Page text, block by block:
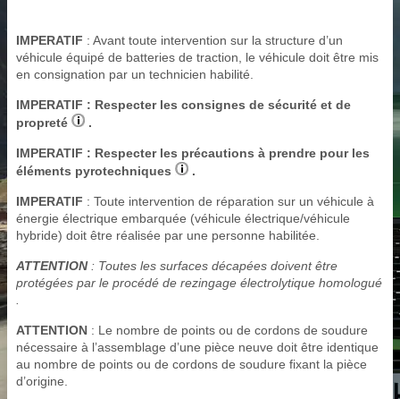
IMPERATIF : Avant toute intervention sur la structure d’un
véhicule équipé de batteries de traction, le véhicule doit être mis
en consignation par un technicien habilité.
IMPERATIF : Respecter les consignes de sécurité et de
propreté
.
IMPERATIF : Respecter les précautions à prendre pour les
éléments pyrotechniques
.
IMPERATIF : Toute intervention de réparation sur un véhicule à
énergie électrique embarquée (véhicule électrique/véhicule
hybride) doit être réalisée par une personne habilitée.
ATTENTION: Toutes les surfaces décapées doivent être
protégées par le procédé de rezingage électrolytique homologué
ATTENTION : Le nombre de points ou de cordons de soudure
nécessaire à l’assemblage d’une pièce neuve doit être identique
au nombre de points ou de cordons de soudure fixant la pièce
d’origine.